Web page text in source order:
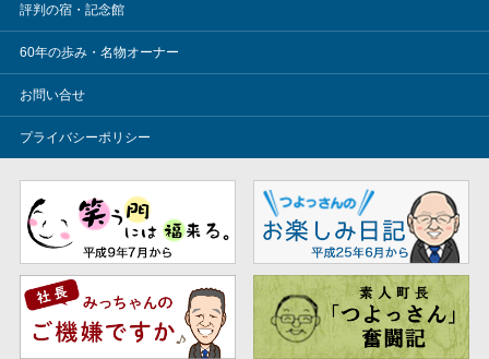
評判の宿・記念館
60年の歩み・名物オーナー
お問い合せ
プライバシーポリシー